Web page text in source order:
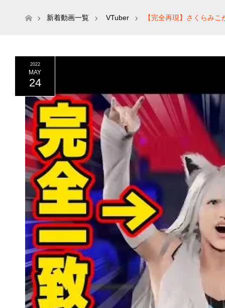
ホーム新着動画一覧 VTuber 【完全再現】さくらみ
2022
MAY
24